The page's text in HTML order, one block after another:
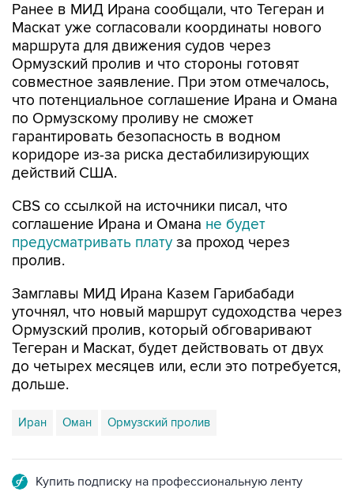
Ранее в МИД Ирана сообщали, что Тегеран и
Маскат уже согласовали координаты нового
маршрута для движения судов через
Ормузский пролив и что стороны готовят
совместное заявление. При этом отмечалось,
что потенциальное соглашение Ирана и Омана
по Ормузскому проливу не сможет
гарантировать безопасность в водном
коридоре из-за риска дестабилизирующих
действий США.
CBS со ссылкой на источники писал, что
соглашение Ирана и Омана не будет
предусматривать плату за проход через
пролив.
Замглавы МИД Ирана Казем Гарибабади
уточнял, что новый маршрут судоходства через
Ормузский пролив, который обговаривают
Тегеран и Маскат, будет действовать от двух
до четырех месяцев или, если это потребуется,
дольше.
Иран Оман Ормузский пролив
Купить подписку на профессиональную ленту